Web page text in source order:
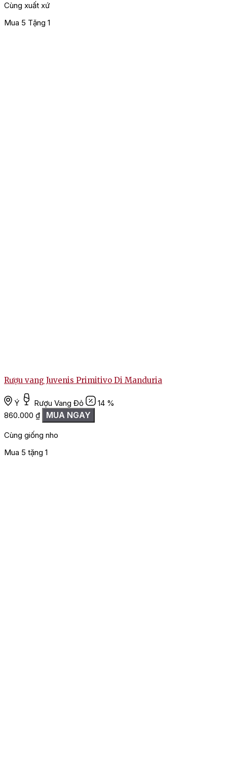
Cùng xuất xứ
Mua 5 Tặng 1
Rượu vang Juvenis Primitivo Di Manduria
Ý Rượu Vang Đỏ
14 %
860.000 ₫ MUA NGAY
Cùng giống nho
Mua 5 tặng 1